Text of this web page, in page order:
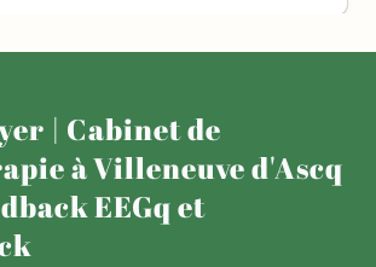
| Cabinet de
à Villeneuve d'Ascq
EEGq et